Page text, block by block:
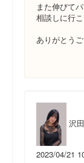
また伸びて
相談しに行こ
ありがとう
沢
2023/04/21